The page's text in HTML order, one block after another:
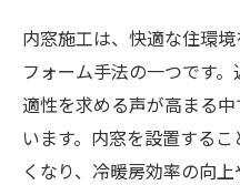
内窓施工は、快適な住環
フォーム手法の一つです
適性を求める声が高まる
います。内窓を設置する
くなり、冷暖房効率の向